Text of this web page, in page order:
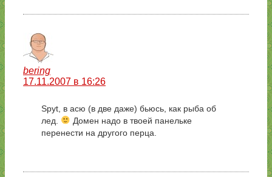
bering
17.11.2007 в 16:26
Spyt, в асю (в две даже) бьюсь, как рыба об
лед.
Домен надо в твоей панельке
перенести на другого перца.